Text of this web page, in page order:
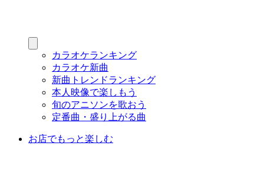
カラオケランキング
カラオケ新曲
新曲トレンドランキング
本人映像で楽しもう
旬のアニソンを歌おう
定番曲・盛り上がる曲
お店でもっと楽しむ